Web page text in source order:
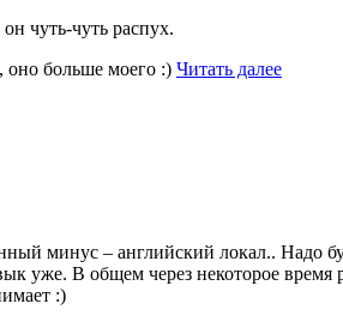
чуть-чуть распух.
оно больше моего :) Читать далее
минус – английский локал.. Надо
В общем через некоторое время
:)